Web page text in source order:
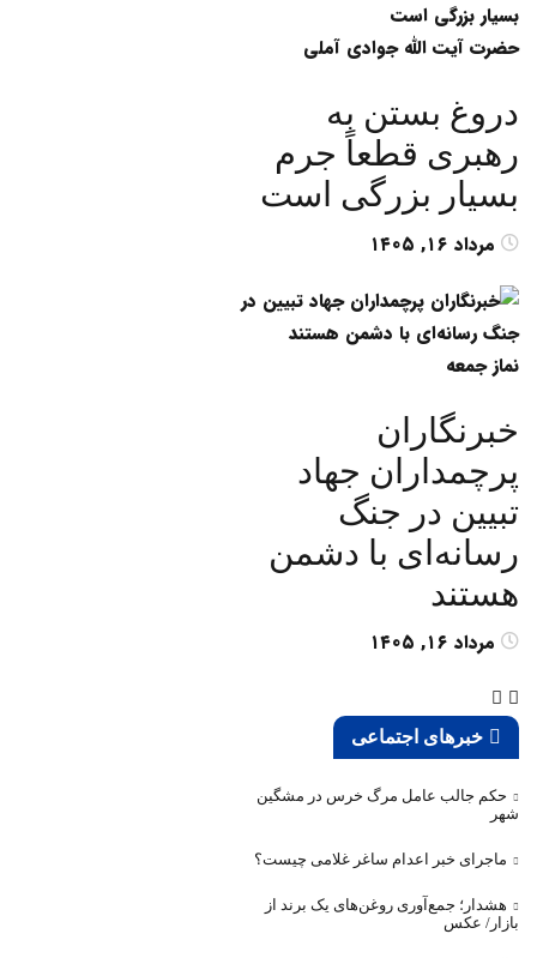
حضرت آیت الله جوادی آملی
دروغ بستن به
رهبری قطعاً جرم
بسیار بزرگی است
مرداد ۱۶, ۱۴۰۵
نماز جمعه
خبرنگاران
پرچمداران جهاد
تبیین در جنگ
رسانه‌ای با دشمن
هستند
مرداد ۱۶, ۱۴۰۵
خبرهای اجتماعی
حکم جالب عامل مرگ خرس در مشگین‌
شهر
ماجرای خبر اعدام ساغر غلامی چیست؟
هشدار؛ جمع‌آوری روغن‌های یک برند از
بازار/ عکس